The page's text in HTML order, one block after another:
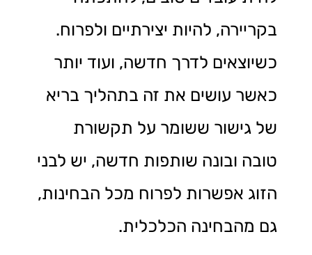
בקריירה, להיות יצירתיים ולפרוח.
כשיוצאים לדרך חדשה, ועוד יותר
כאשר עושים את זה בתהליך בריא
של גישור ששומר על תקשורת
טובה ובונה שותפות חדשה, יש לבני
הזוג אפשרות לפרוח מכל הבחינות,
גם מהבחינה הכלכלית.